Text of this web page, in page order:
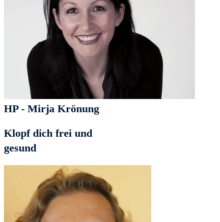
HP - Mirja Krönung
Klopf dich frei und
gesund